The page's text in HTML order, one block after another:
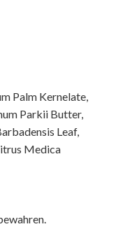
Palm Kernelate,
Parkii Butter,
Leaf,
Medica